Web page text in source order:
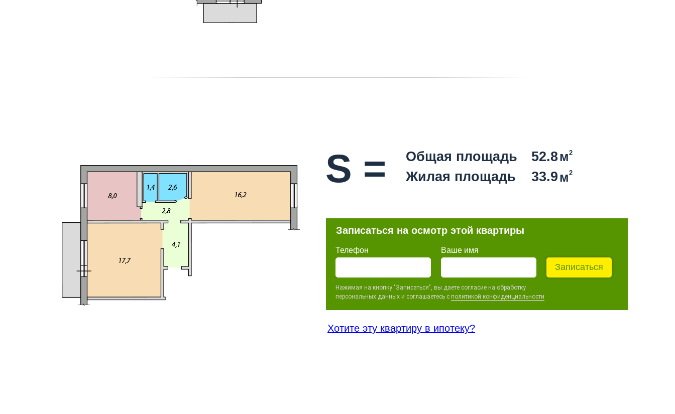
Общая площадь м2
Телефон Ваше имя
Записаться
Жилая площадь
52.8
33.9м2
S =
Нажимая на кнопку "Записаться", вы даете согласие на обработку
персональных данных и соглашаетесь c политикой конфиденциальности
Записаться на осмотр этой квартиры
Хотите эту квартиру в ипотеку?